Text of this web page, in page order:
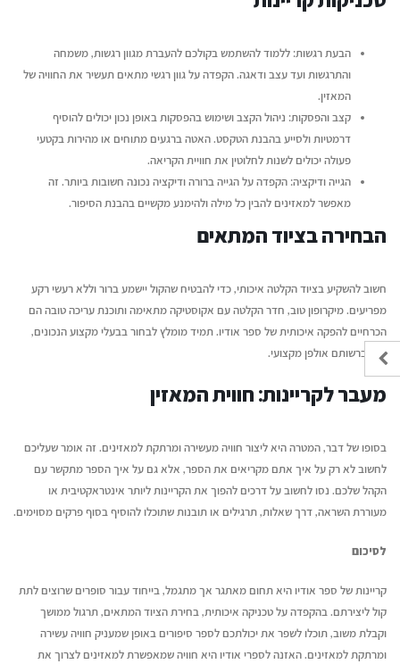
הבעת רגשות: ללמוד להשתמש בקולכם להעברת מגוון רגשות, משמחה
והתרגשות ועד עצב ודאגה. הקפדה על גוון רגשי מתאים תעשיר את החוויה של
המאזין.
קצב והפסקות: ניהול הקצב ושימוש בהפסקות באופן נכון יכולים להוסיף
דרמטיות ולסייע בהבנת הטקסט. האטה ברגעים מתוחים או מהירות בקטעי
פעולה יכולים לשנות לחלוטין את חוויית הקריאה.
הגייה ודיקציה: הקפדה על הגייה ברורה ודיקציה נכונה חשובות ביותר. זה
מאפשר למאזינים להבין כל מילה ולהימנע מקשיים בהבנת הסיפור.
הבחירה בציוד המתאים
חשוב להשקיע בציוד הקלטה איכותי, כדי להבטיח שהקול יישמע ברור וללא רעשי רקע
מפריעים. מיקרופון טוב, חדר הקלטה עם אקוסטיקה מתאימה ותוכנת עריכה טובה הם
הכרחיים להפקה איכותית של ספר אודיו. תמיד מומלץ לבחור בבעלי מקצוע הנכונים,
שיש ברשותם אולפן מקצועי.
מעבר לקריינות: חווית המאזין
בסופו של דבר, המטרה היא ליצור חוויה מעשירה ומרתקת למאזינים. זה אומר שעליכם
לחשוב לא רק על איך אתם מקריאים את הספר, אלא גם על איך הספר מתקשר עם
הקהל שלכם. נסו לחשוב על דרכים להפוך את הקריינות ליותר אינטראקטיבית או
מעוררת השראה, דרך שאלות, תרגילים או תובנות שתוכלו להוסיף בסוף פרקים מסוימים.
לסיכום
קריינות של ספר אודיו היא תחום מאתגר אך מתגמל, בייחוד עבור סופרים שרוצים לתת
קול ליצירתם. בהקפדה על טכניקה איכותית, בחירת הציוד המתאים, תרגול ממושך
וקבלת משוב, תוכלו לשפר את יכולתכם לספר סיפורים באופן שמעניק חוויה עשירה
ומרתקת למאזינים. האזנה לספרי אודיו היא חוויה שמאפשרת למאזינים לצרוך את